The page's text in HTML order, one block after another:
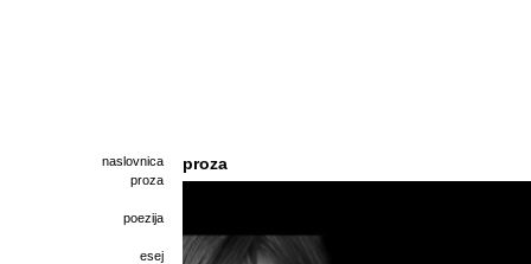
naslovnica
proza
poezija
esej
proza